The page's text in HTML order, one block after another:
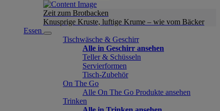
Zeit zum Brotbacken
Knusprige Kruste, luftige Krume – wie vom Bäcker
Essen
Tischwäsche & Geschirr
Alle in Geschirr ansehen
Teller & Schüsseln
Servierformen
Tisch-Zubehör
On The Go
Alle On The Go Produkte ansehen
Trinken